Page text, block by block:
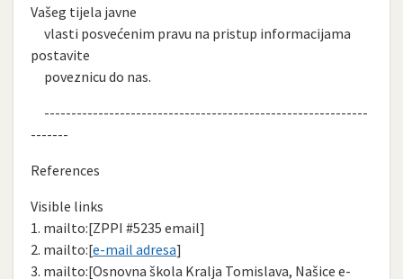
Vašeg tijela javne
vlasti posvećenim pravu na pristup informacijama
postavite
poveznicu do nas.
------------------------------------------------------------
-------
References
Visible links
1. mailto:[ZPPI #5235 email]
2. mailto:[e-mail adresa]
3. mailto:[Osnovna škola Kralja Tomislava, Našice e-